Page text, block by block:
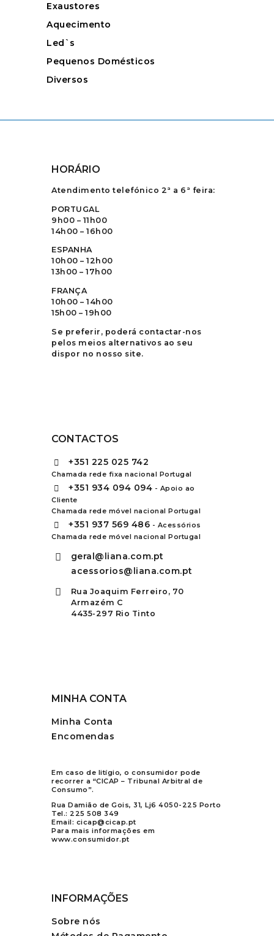
Exaustores
Aquecimento
Led`s
Pequenos Domésticos
Diversos
HORÁRIO
Atendimento telefónico 2ª a 6ª feira:
PORTUGAL
9h00 – 11h00
14h00 – 16h00
ESPANHA
10h00 – 12h00
13h00 – 17h00
FRANÇA
10h00 – 14h00
15h00 – 19h00
Se preferir, poderá contactar-nos
pelos meios alternativos ao seu
dispor no nosso site.
CONTACTOS
+351 225 025 742
Chamada rede fixa nacional Portugal
+351 934 094 094 - Apoio ao
Cliente
Chamada rede móvel nacional Portugal
+351 937 569 486 - Acessórios
Chamada rede móvel nacional Portugal
geral@liana.com.pt
acessorios@liana.com.pt
Rua Joaquim Ferreiro, 70
Armazém C
4435-297 Rio Tinto
MINHA CONTA
Minha Conta
Encomendas
Em caso de litígio, o consumidor pode
recorrer a “CICAP – Tribunal Arbitral de
Consumo”.
Rua Damião de Gois, 31, Lj6 4050-225 Porto
Tel.: 225 508 349
Email: cicap@cicap.pt
Para mais informações em
www.consumidor.pt
INFORMAÇÕES
Sobre nós